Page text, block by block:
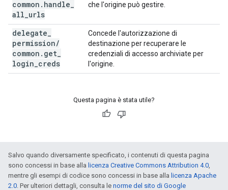
common . handle
all urls
che l'origine può gestire.
delegate
permission/
common . get
login creds
Concede l'autorizzazione di
destinazione per recuperare le
credenziali di accesso archiviate per
l'origine.
Questa pagina è stata utile?
Salvo quando diversamente specificato, i contenuti di questa pagina
sono concessi in base alla licenza Creative Commons Attribution 4.0,
mentre gli esempi di codice sono concessi in base alla licenza Apache
2.0. Per ulteriori dettagli, consulta le norme del sito di Google